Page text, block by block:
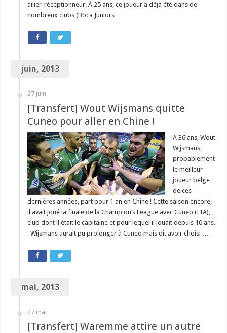
ailier-réceptionneur. À 25 ans, ce joueur a déjà été dans de
nombreux clubs (Boca Juniors …
juin, 2013
27 juin
[Transfert] Wout Wijsmans quitte
Cuneo pour aller en Chine !
A 36 ans, Wout
Wijsmans,
probablement
le meilleur
joueur belge
de ces
dernières années, part pour 1 an en Chine ! Cette saison encore,
il avait joué la finale de la Champion’s League avec Cuneo (ITA),
club dont il était le capitaine et pour lequel il jouait depuis 10 ans.
Wijsmans aurait pu prolonger à Cuneo mais dit avoir choisi …
mai, 2013
27 mai
[Transfert] Waremme attire un autre